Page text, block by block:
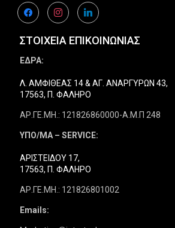
facebookinstagramlinkedin
ΣΤΟΙΧΕΙΑ ΕΠΙΚΟΙΝΩΝΙΑΣ
ΕΔΡΑ:
Λ. ΑΜΦΙΘΕΑΣ 14 & ΑΓ. ΑΝΑΡΓΥΡΩΝ 43,
17563, Π. ΦΑΛΗΡΟ
ΑΡ.ΓΕ.ΜΗ.: 121826860000-Α.Μ.Π 248
ΥΠΟ/ΜΑ – SERVICE:
ΑΡΙΣΤΕΙΔΟΥ 17,
17563, Π. ΦΑΛΗΡΟ
ΑΡ.ΓΕ.ΜΗ.: 121826801002
Emails: